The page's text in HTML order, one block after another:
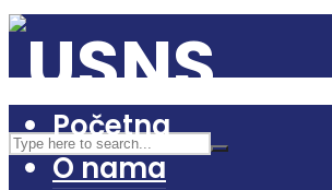
Početna
O nama